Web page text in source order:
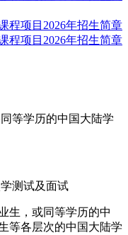
程项目2026年招生简章
程项目2026年招生简章
等学历的中国大陆学
测试及面试
生，或同等学历的中
等各层次的中国大陆学